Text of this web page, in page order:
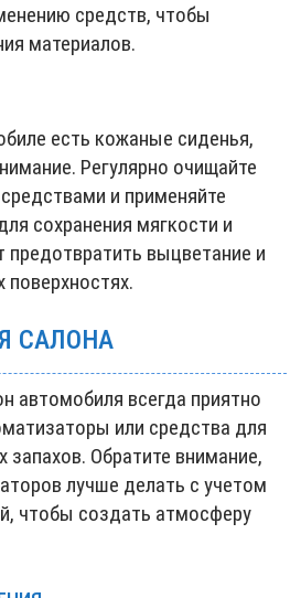
средств, чтобы
материалов.
есть кожаные сиденья,
Регулярно очищайте
и применяйте
сохранения мягкости и
выцветание и
САЛОНА
автомобиля всегда приятно
или средства для
запахов. Обратите внимание,
лучше делать с учетом
чтобы создать атмосферу